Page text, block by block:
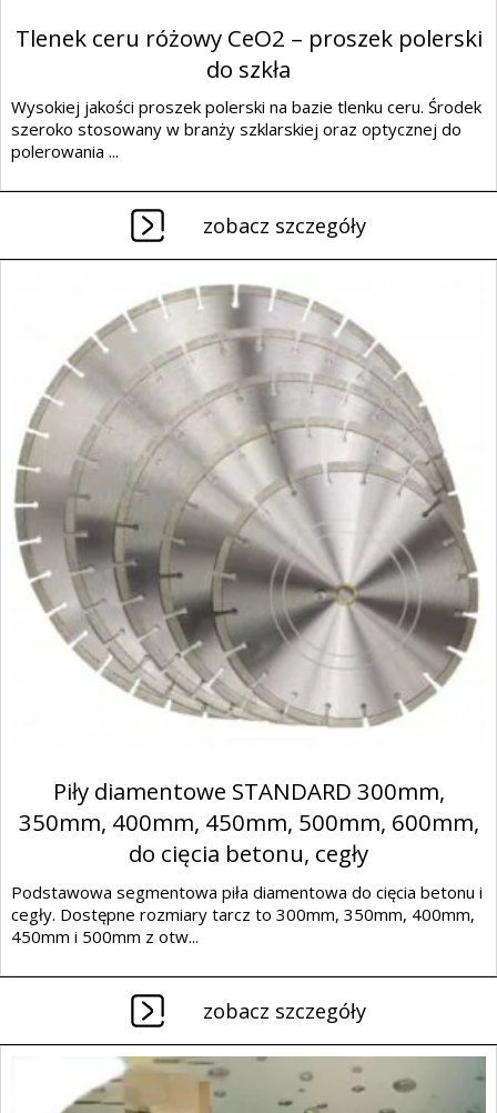
Tlenek ceru różowy CeO2 – proszek polerski
do szkła
Wysokiej jakości proszek polerski na bazie tlenku ceru. Środek
szeroko stosowany w branży szklarskiej oraz optycznej do
polerowania ...
zobacz szczegóły
Piły diamentowe STANDARD 300mm,
350mm, 400mm, 450mm, 500mm, 600mm,
do cięcia betonu, cegły
Podstawowa segmentowa piła diamentowa do cięcia betonu i
cegły. Dostępne rozmiary tarcz to 300mm, 350mm, 400mm,
450mm i 500mm z otw...
zobacz szczegóły